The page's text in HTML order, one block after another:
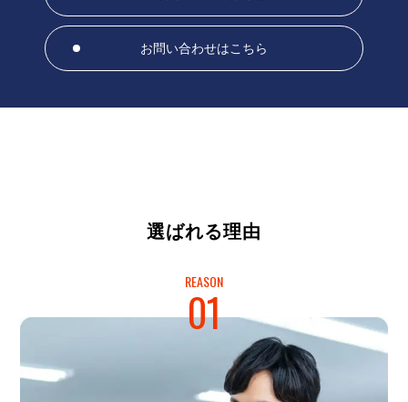
お問い合わせはこちら
選ばれる理由
REASON
01